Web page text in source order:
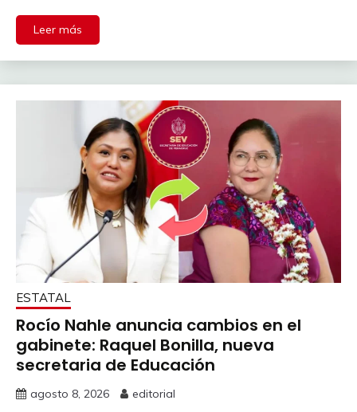
Leer más
ESTATAL
Rocío Nahle anuncia cambios en el
gabinete: Raquel Bonilla, nueva
secretaria de Educación
agosto 8, 2026 editorial